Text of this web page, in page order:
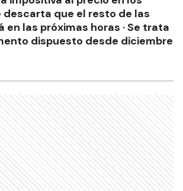
descarta que el resto de las
en las próximas horas · Se trata
dispuesto desde diciembre